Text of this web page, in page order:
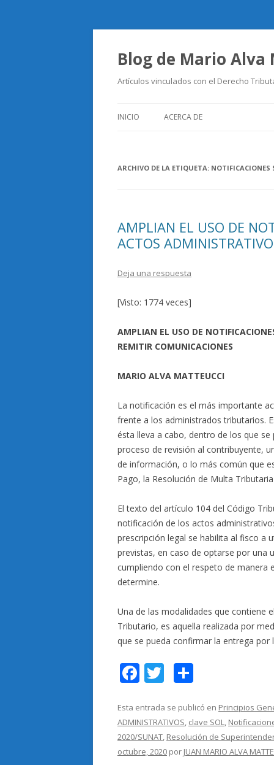
Blog de Mario Alva
Artículos vinculados con el Derecho
INICIO ACERCA DE
ARCHIVO DE LA ETIQUETA: NOTIFICACIONES
AMPLIAN EL USO DE
ACTOS
Deja una respuesta
[Visto: 1774 veces]
AMPLIAN EL USO DE
REMITIR COMUNICACIONES
MARIO ALVA MATTEUCCI
La notificación es el más importante
frente a los administrados tributarios.
ésta lleva a cabo, dentro de los que
proceso de revisión al contribuyente,
de información, o lo más común que
Pago, la Resolución de Multa
El texto del artículo 104 del Código
notificación de los actos
prescripción legal se habilita al fisco a
previstas, en caso de optarse por una
cumpliendo con el respeto de manera
determine.
Una de las modalidades que contiene
Tributario, es aquella realizada por
que se pueda confirmar la entrega por
F
e
b
o
T
itt
er
m
p
ar
Esta entrada se publicó en Principios
ADMINISTRATIVOS, clave SOL,
2020/SUNAT, Resolución de
octubre, 2020 por JUAN MARIO ALVA